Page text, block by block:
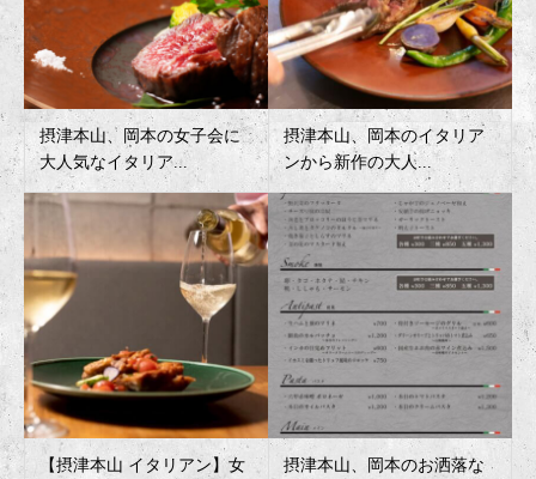
摂津本山、岡本の女子会に
大人気なイタリア...
摂津本山、岡本のイタリア
ンから新作の大人...
【摂津本山 イタリアン】女
摂津本山、岡本のお洒落な